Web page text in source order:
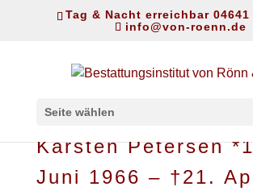
Tag & Nacht erreichbar 04641
info@von-roenn.de
Seite wählen
Karsten Petersen
Juni 1966 – †21.